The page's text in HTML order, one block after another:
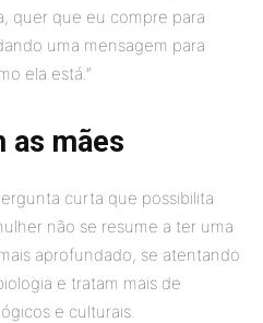
quer que eu compre para
uma mensagem para
ela está.”
as mães
curta que possibilita
não se resume a ter uma
aprofundado, se atentando
e tratam mais de
e culturais.